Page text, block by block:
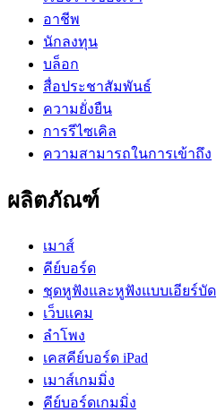
อาชีพ
นักลงทุน
บล็อก
สื่อประชาสัมพันธ์
ความยั่งยืน
การรีไซเคิล
ความสามารถในการเข้าถึง
ผลิตภัณฑ์
เมาส์
คีย์บอร์ด
ชุดหูฟังและหูฟังแบบเอียร์บัด
เว็บแคม
ลำโพง
เคสคีย์บอร์ด iPad
เมาส์เกมมิ่ง
คีย์บอร์ดเกมมิ่ง